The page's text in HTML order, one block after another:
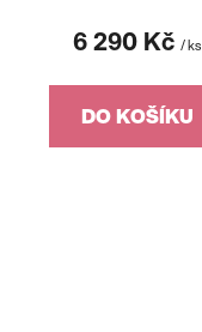
6 290 Kč / ks
DO KOŠÍKU